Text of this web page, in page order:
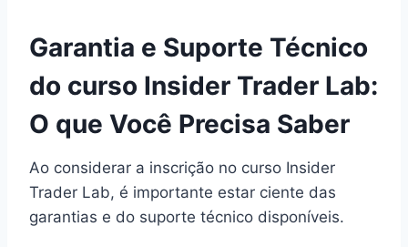
Garantia e Suporte Técnico
do curso Insider Trader Lab:
O que Você Precisa Saber
Ao considerar a inscrição no curso Insider
Trader Lab, é importante estar ciente das
garantias e do suporte técnico disponíveis.